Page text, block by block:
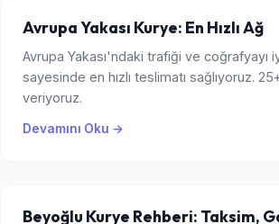
Avrupa Yakası Kurye: En Hızlı Ağ
Avrupa Yakası'ndaki trafiği ve coğrafyayı
sayesinde en hızlı teslimatı sağlıyoruz.
veriyoruz.
Devamını Oku →
Beyoğlu Kurye Rehberi: Taksim,